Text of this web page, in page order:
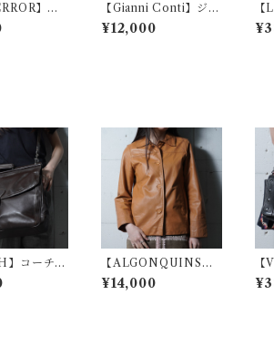
】ア
未使用品
ャツ blac
【Gianni Conti】ジャ
ンニコンティ マルチカ
ラーブロックレザーシ
¥12,000
ナ
ー
】コーチ
ックビー
レザーシ
【ALGONQUINS】
アルゴンキン "Gothic
Archive"カウレザー
¥14,000
od
ス